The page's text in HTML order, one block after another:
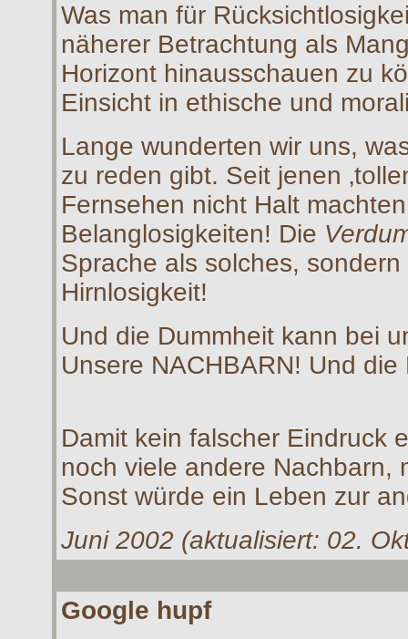
Was man für
näherer Betrachtung als
Horizont hinausschauen zu
Einsicht in ethische und
Lange wunderten wir uns,
zu reden gibt. Seit jenen
Fernsehen nicht Halt
Belanglosigkeiten! Die
Sprache als solches,
Hirnlosigkeit!
Und die Dummheit kann bei
Unsere NACHBARN! Und
Damit kein falscher Eindruck
noch viele andere Nachbarn,
Sonst würde ein Leben zur
Juni 2002 (aktualisiert: 02.
Google hupf